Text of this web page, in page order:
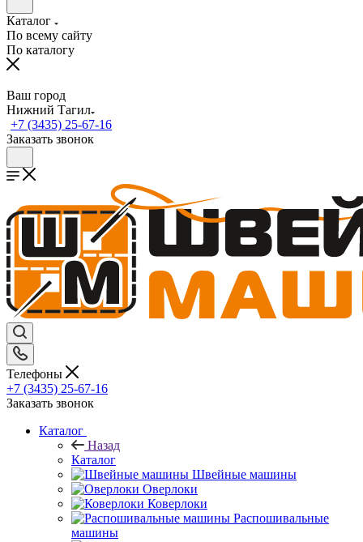
Каталог
По всему сайту
По каталогу
Ваш город
Нижний Тагил
+7 (3435) 25-67-16
Заказать звонок
Телефоны
+7 (3435) 25-67-16
Заказать звонок
Каталог
Назад
Каталог
Швейные машины
Оверлоки
Коверлоки
Распошивальные
машины